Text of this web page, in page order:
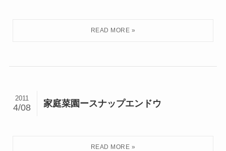
家庭菜園ースナップエンドウ
2011
4/08